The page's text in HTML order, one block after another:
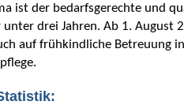
ist der bedarfsgerechte und
drei Jahren. Ab 1. August
auf frühkindliche Betreuung